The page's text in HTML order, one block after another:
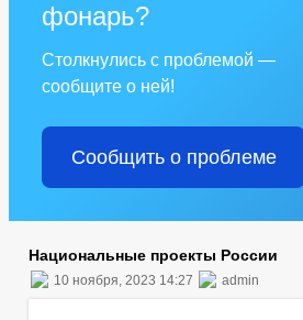
фонарь?
Столкнулись с проблемой —
сообщите о ней!
Сообщить о проблеме
Национальные проекты России
10 ноября, 2023 14:27 admin